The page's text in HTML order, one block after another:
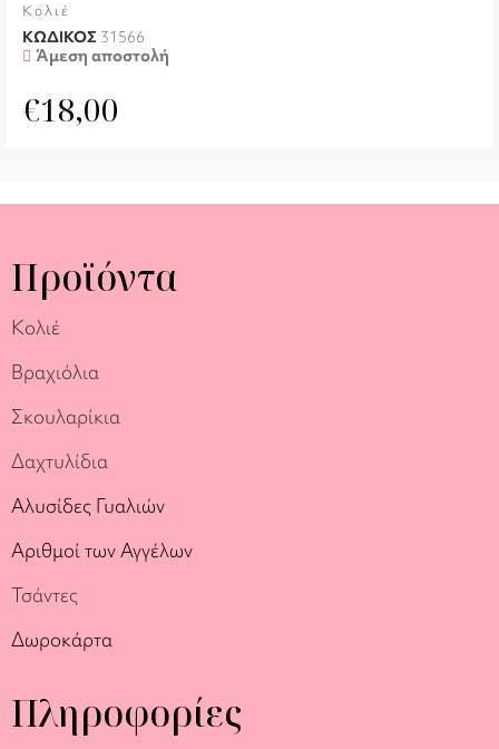
Κολιέ
ΚΩΔΙΚΟΣ 31566
Άμεση αποστολή
€18,00
Προϊόντα
Κολιέ
Βραχιόλια
Σκουλαρίκια
Δαχτυλίδια
Αλυσίδες Γυαλιών
Αριθμοί των Αγγέλων
Τσάντες
Δωροκάρτα
Πληροφορίες